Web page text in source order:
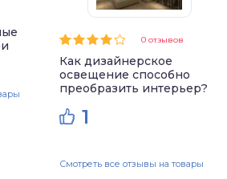
0 отзывов
Как дизайнерское
освещение способно
преобразить интерьер?
1
Смотреть все отзывы на товары